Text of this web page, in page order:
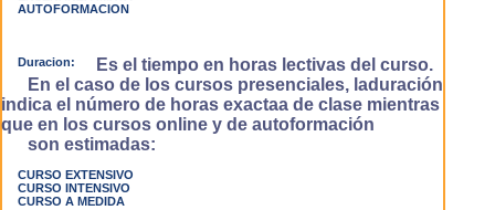
AUTOFORMACION
Duracion:
Es el tiempo en horas lectivas del curso.
En el caso de los cursos presenciales, laduración
indica el número de horas exactaa de clase mientras
que en los cursos online y de autoformación
son estimadas:
CURSO EXTENSIVO
CURSO INTENSIVO
CURSO A MEDIDA